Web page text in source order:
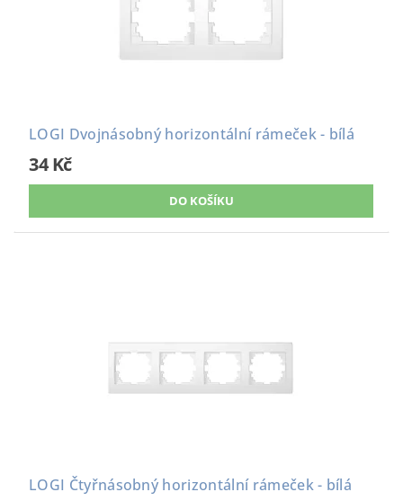
LOGI Dvojnásobný horizontální rámeček - bílá
34 Kč
LOGI Čtyřnásobný horizontální rámeček - bílá